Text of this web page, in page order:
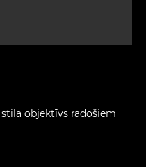
objektīvs radošiem